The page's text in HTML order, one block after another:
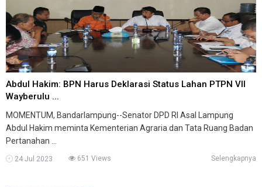
Abdul Hakim: BPN Harus Deklarasi Status Lahan PTPN VII
Wayberulu ...
MOMENTUM, Bandarlampung--Senator DPD RI Asal Lampung
Abdul Hakim meminta Kementerian Agraria dan Tata Ruang Badan
Pertanahan ...
24 Jul 2023 651 Views Selengkapnya